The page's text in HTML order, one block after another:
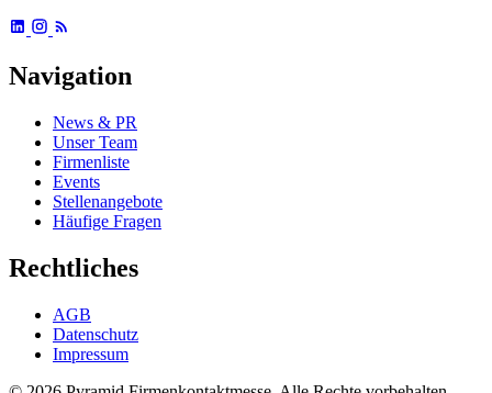
Navigation
News & PR
Unser Team
Firmenliste
Events
Stellenangebote
Häufige Fragen
Rechtliches
AGB
Datenschutz
Impressum